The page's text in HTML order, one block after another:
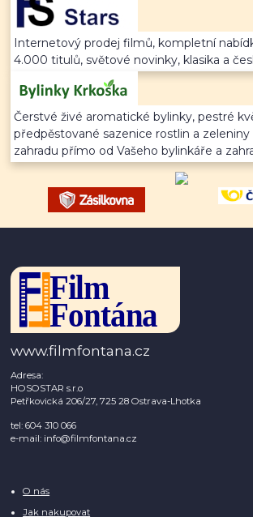
Internetový prodej filmů, kompletní
4.000 titulů, světové novinky, klasika a
Čerstvé živé aromatické bylinky, pestré
předpěstované sazenice rostlin a zeleniny
zahradu přímo od Vašeho bylinkáře a
www.filmfontana.cz
Adresa:
HOSOSTAR s.r.o
Petřkovická 206/27, 725 28 Ostrava-Lhotka
tel: 604 310 066
e-mail: info@filmfontana.cz
O nás
Jak nakupovat